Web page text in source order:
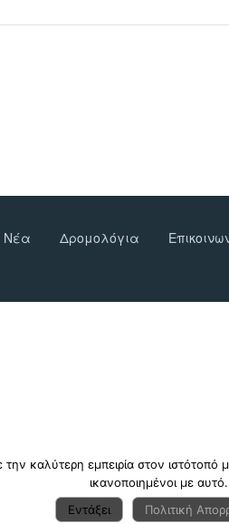
Νέα Δρομολόγια
καλύτερη εμπειρία στον ιστότοπό
ικανοποιημένοι με αυτό.
Εντάξει
Πολιτική